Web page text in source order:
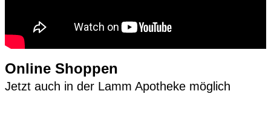
Online Shoppen
Jetzt auch in der Lamm Apotheke möglich